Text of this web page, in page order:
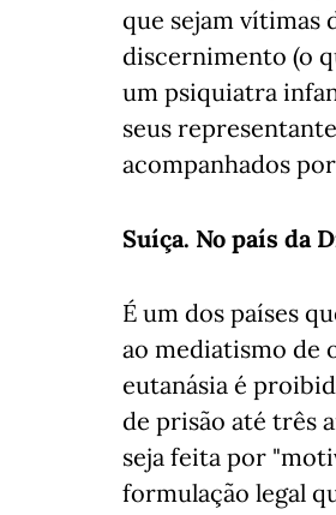
que sejam vítimas
discernimento (o
um psiquiatra
seus
acompanhados
Suíça. No país da
É um dos países
ao mediatismo de
eutanásia é
de prisão até três
seja feita por
formulação legal